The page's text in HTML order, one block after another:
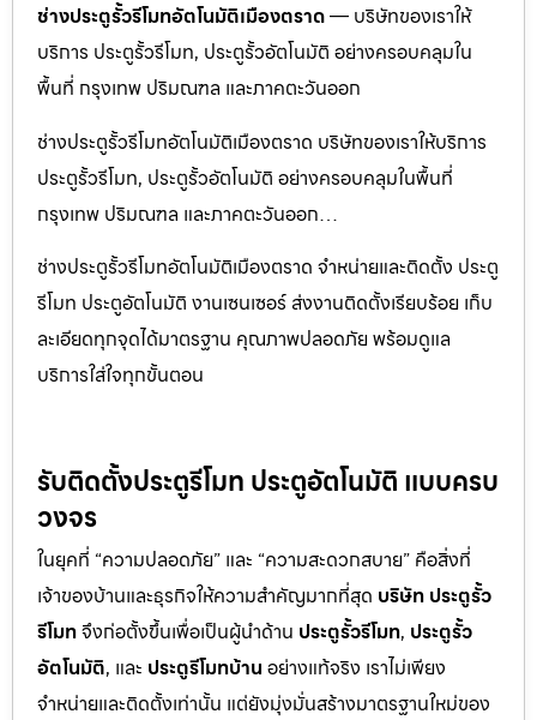
ช่างประตูรั้วรีโมทอัตโนมัติเมืองตราด— บริษัทของเราให้
บริการ ประตูรั้วรีโมท, ประตูรั้วอัตโนมัติ อย่างครอบคลุมใน
พื้นที่ กรุงเทพ ปริมณฑล และภาคตะวันออก
ช่างประตูรั้วรีโมทอัตโนมัติเมืองตราด บริษัทของเราให้บริการ
ประตูรั้วรีโมท, ประตูรั้วอัตโนมัติ อย่างครอบคลุมในพื้นที่
กรุงเทพ ปริมณฑล และภาคตะวันออก…
ช่างประตูรั้วรีโมทอัตโนมัติเมืองตราด จำหน่ายและติดตั้ง ประตู
รีโมท ประตูอัตโนมัติ งานเซนเซอร์ ส่งงานติดตั้งเรียบร้อย เก็บ
ละเอียดทุกจุดได้มาตรฐาน คุณภาพปลอดภัย พร้อมดูแล
บริการใส่ใจทุกขั้นตอน
รับติดตั้งประตูรีโมท ประตูอัตโนมัติ แบบครบ
วงจร
ในยุคที่ “ความปลอดภัย” และ “ความสะดวกสบาย” คือสิ่งที่
เจ้าของบ้านและธุรกิจให้ความสำคัญมากที่สุด บริษัท ประตูรั้ว
รีโมทจึงก่อตั้งขึ้นเพื่อเป็นผู้นำด้าน ประตูรั้วรีโมท, ประตูรั้ว
อัตโนมัติ, และ ประตูรีโมทบ้าน อย่างแท้จริง เราไม่เพียง
จำหน่ายและติดตั้งเท่านั้น แต่ยังมุ่งมั่นสร้างมาตรฐานใหม่ของ